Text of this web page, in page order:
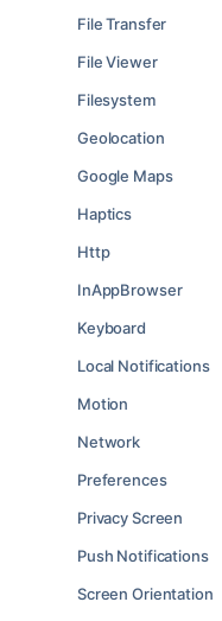
File Transfer
File Viewer
Filesystem
Geolocation
Google Maps
Haptics
Http
InAppBrowser
Keyboard
Local Notifications
Motion
Network
Preferences
Privacy Screen
Push Notifications
Screen Orientation